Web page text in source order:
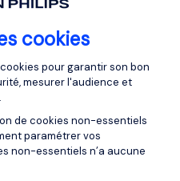
cookies
du
pour garantir son bon
mesurer l'audience et
de cookies non-essentiels
paramétrer vos
non-essentiels n’a aucune
artykuły